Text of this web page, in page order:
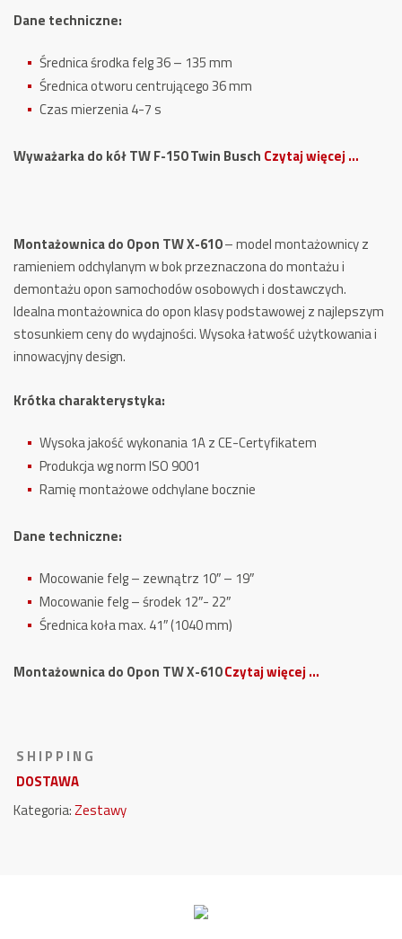
Dane techniczne:
Średnica środka felg 36 – 135 mm
Średnica otworu centrującego 36 mm
Czas mierzenia 4-7 s
Wyważarka do kół TW F-150 Twin Busch Czytaj więcej …
Montażownica do Opon TW X-610– model montażownicy z
ramieniem odchylanym w bok przeznaczona do montażu i
demontażu opon samochodów osobowych i dostawczych.
Idealna montażownica do opon klasy podstawowej z najlepszym
stosunkiem ceny do wydajności. Wysoka łatwość użytkowania i
innowacyjny design.
Krótka charakterystyka:
Wysoka jakość wykonania 1A z CE-Certyfikatem
Produkcja wg norm ISO 9001
Ramię montażowe odchylane bocznie
Dane techniczne:
Mocowanie felg – zewnątrz 10″ – 19″
Mocowanie felg – środek 12″- 22″
Średnica koła max. 41″ (1040 mm)
Montażownica do Opon TW X-610Czytaj więcej …
S H I P P I N G
DOSTAWA
Kategoria:Zestawy